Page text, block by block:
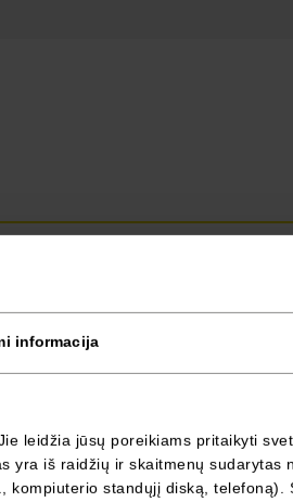
informacija
leidžia jūsų poreikiams pritaikyti
yra iš raidžių ir skaitmenų sudarytas
standųjį diską, telefoną).